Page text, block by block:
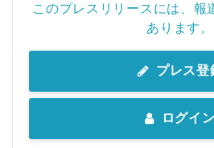
このプレスリリースには、報
あります。
プレス登
ログイン